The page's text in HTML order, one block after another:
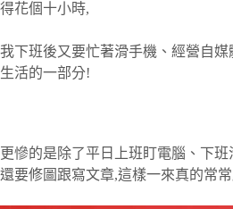
得花個十小時,
我下班後又要忙著滑手機、經營自
生活的一部分!
更慘的是除了平日上班盯電腦、下
還要修圖跟寫文章,這樣一來真的常